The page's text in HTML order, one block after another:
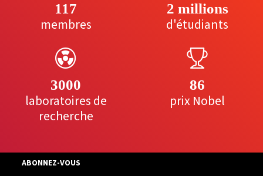
117
membres
2 millions
d'étudiants
3000
laboratoires de
recherche
86
prix Nobel
ABONNEZ-VOUS